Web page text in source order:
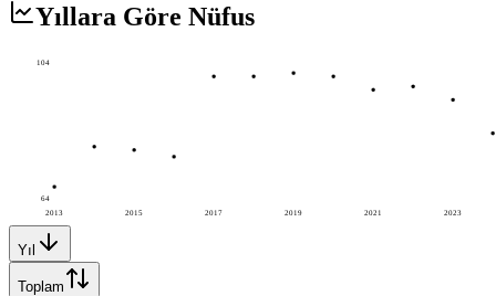
Yıllara Göre Nüfus
2013 2015 2017 2019 2021 2023
104
64
Yıl
Toplam